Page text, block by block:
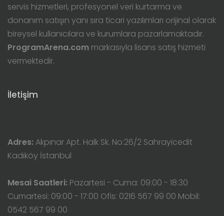
servis hizmetleri, profesyonel veri kurtarma ve
donanım satışın yanı sıra ticari yazılımları orijinal olarak
bireysel kullanıcılara ve kurumlara pazarlamaktadır.
ProgramArena.com markasıyla lisans satış hizmeti
vermektedir.
İletişim
Adres: Akpınar Apt. Halk Sk. No:26/2 Sahrayicedit
Kadıköy İstanbul
Mesai Saatleri: Pazartesi - Cuma: 09:00 - 18:30
Cumartesi: 09:00 - 17:00 Ofis: 0216 567 99 00 Mobil:
0542 567 99 00